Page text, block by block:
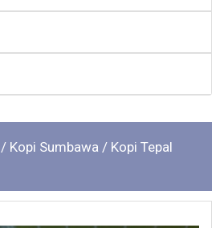
/ Kopi Sumbawa / Kopi Tepal